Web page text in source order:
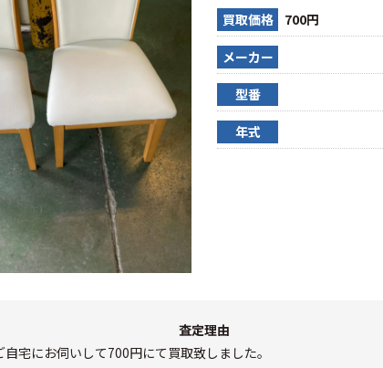
買取価格 700円
メーカー
型番
年式
査定理由
宅にお伺いして700円にて買取致しました。